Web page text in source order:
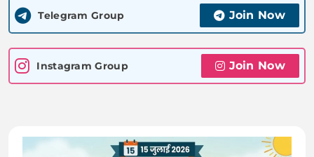
Telegram Group Join Now
Instagram Group Join Now